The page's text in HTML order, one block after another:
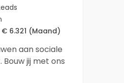
6.321 (Maand)
aan sociale
jij met ons